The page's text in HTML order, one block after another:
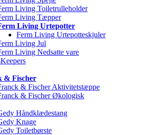
Living Toiletrulleholder
Living Tæpper
Living Urtepotter
Ferm Living Urtepotteskjuler
Living Jul
Living Nedsatte vare
& Fischer
& Fischer Aktivitetstæppe
& Fischer Økologisk
Håndklædestang
Knage
Toiletbørste